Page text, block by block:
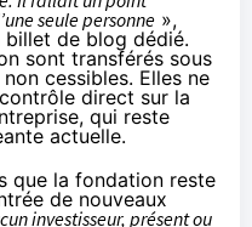
seule personne »,
billet de blog dédié.
sont transférés sous
cessibles. Elles ne
direct sur la
qui reste
actuelle.
que la fondation reste
de nouveaux
investisseur, présent ou